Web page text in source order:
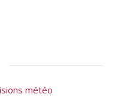
météo